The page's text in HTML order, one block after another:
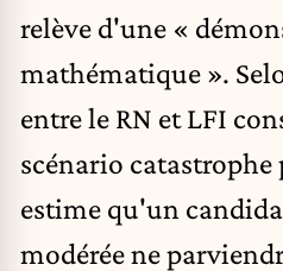
relève d'une «
mathématique ».
entre le RN et LFI
scénario
estime qu'un
modérée ne